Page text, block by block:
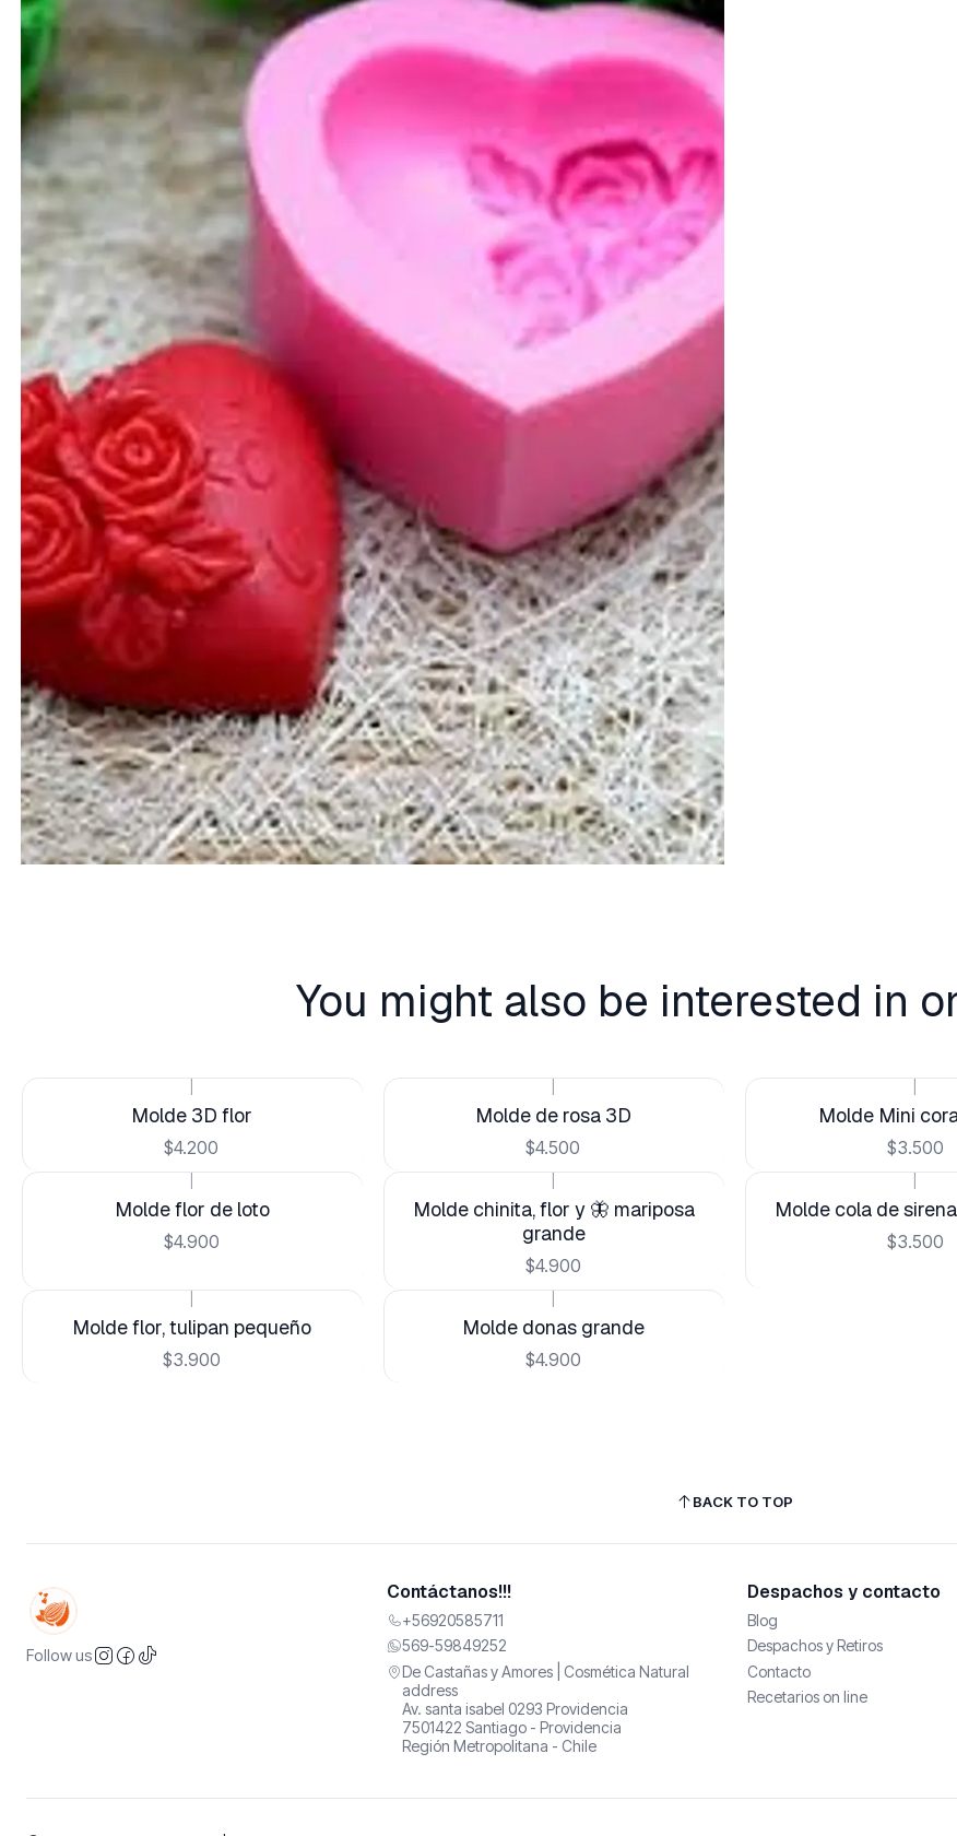
You might also be interested in
Molde 3D flor
$4.200
Molde de rosa 3D
$4.500
Molde Mini
$3.500
Molde flor de loto
$4.900
Molde chinita, flor y 🦋 mariposa
grande
$4.900
Molde cola de
$3.500
Molde flor, tulipan pequeño
$3.900
Molde donas grande
$4.900
BACK TO TOP
Follow us
Contáctanos!!!
+56920585711
569-59849252
De Castañas y Amores | Cosmética Natural
address
Av. santa isabel 0293 Providencia
7501422 Santiago - Providencia
Región Metropolitana - Chile
Despachos y contacto
Blog
Despachos y Retiros
Contacto
Recetarios on line